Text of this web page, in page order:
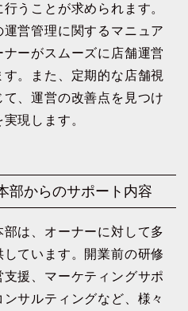
うことが求められます。
営管理に関するマニュア
ーがスムーズに店舗運営
。また、定期的な店舗視
、運営の改善点を見つけ
現します。
部からのサポート内容
は、オーナーに対して多
ています。開業前の研修
援、マーケティングサポ
サルティングなど、様々